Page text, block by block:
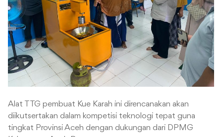
Alat TTG pembuat Kue Karah ini direncanakan akan
diikutsertakan dalam kompetisi teknologi tepat guna
tingkat Provinsi Aceh dengan dukungan dari DPMG